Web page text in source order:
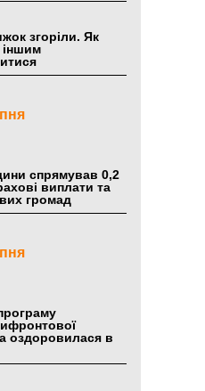
згоріли. Як
іншим
спрямував 0,2
виплати та
громад
оздоровилася в